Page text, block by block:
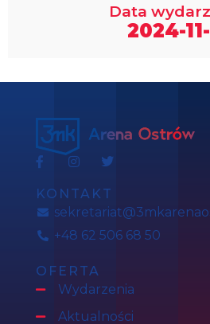
Data
2024-
KONTAKT
+48 62 506 68 50
OFERTA
Wydarzenia
Aktualności